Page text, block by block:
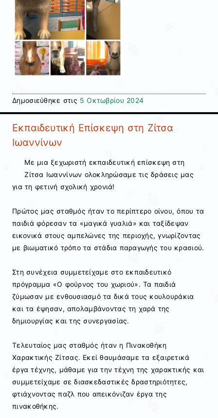
Δημοσιεύθηκε στις 5 Οκτωβρίου 2024
Εκπαιδευτική Επίσκεψη στη Ζίτσα
Ιωαννίνων
Με μια ξεχωριστή εκπαιδευτική επίσκεψη στη
Ζίτσα Ιωαννίνων ολοκληρώσαμε τις δράσεις μας
για τη φετινή σχολική χρονιά!
Πρώτος μας σταθμός ήταν το περίπτερο οίνου, όπου τα
παιδιά φόρεσαν τα «μαγικά γυαλιά» και ταξίδεψαν
εικονικά στους αμπελώνες της περιοχής, γνωρίζοντας
με βιωματικό τρόπο τα στάδια παραγωγής του κρασιού.
Στη συνέχεια συμμετείχαμε στο εκπαιδευτικό
πρόγραμμα «Ο φούρνος του χωριού». Τα παιδιά
ζύμωσαν με ενθουσιασμό τα δικά τους κουλουράκια
και τα έψησαν, απολαμβάνοντας τη χαρά της
δημιουργίας και της συνεργασίας.
Τελευταίος μας σταθμός ήταν η Πινακοθήκη
Χαρακτικής Ζίτσας. Εκεί θαυμάσαμε τα εξαιρετικά
έργα τέχνης, μάθαμε για την τέχνη της χαρακτικής και
συμμετείχαμε σε διασκεδαστικές δραστηριότητες,
φτιάχνοντας παζλ που απεικόνιζαν έργα της
πινακοθήκης.